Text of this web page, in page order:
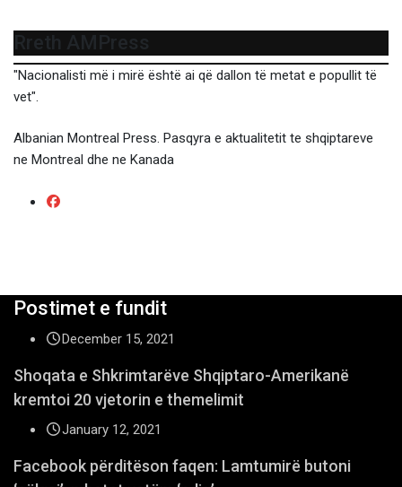
Rreth AMPress
"Nacionalisti më i mirë është ai që dallon të metat e popullit të
vet".
Albanian Montreal Press. Pasqyra e aktualitetit te shqiptareve
ne Montreal dhe ne Kanada
Postimet e fundit
December 15, 2021
Shoqata e Shkrimtarëve Shqiptaro-Amerikanë
kremtoi 20 vjetorin e themelimit
January 12, 2021
Facebook përditëson faqen: Lamtumirë butoni